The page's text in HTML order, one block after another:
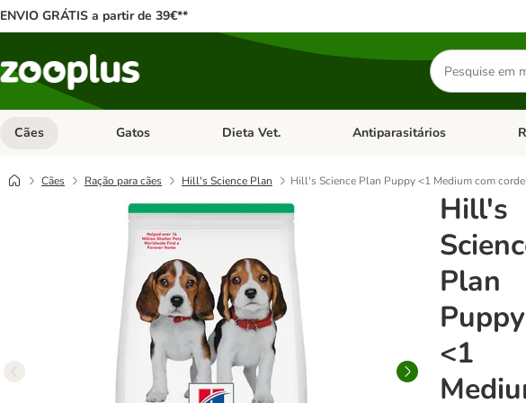
ENVIO GRÁTIS a partir de 39€**
Pesquisar
produtos
Cães Abrir menu de categoria: Cães
Gatos Abrir menu de categoria: Gatos
Dieta Vet. Abrir menu de categoria: Dieta
Antiparasitários
Cães Ração para cães Hill's Science Plan Hill's Science Plan Puppy <1 Medium com
Hill's
Plan
Puppy
<1